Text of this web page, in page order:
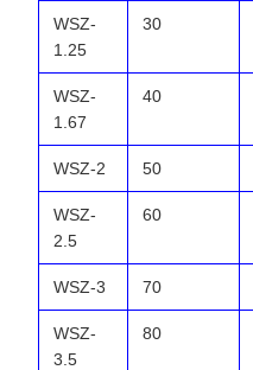
WSZ-
1.25
30
WSZ-
1.67
40
WSZ-2 50
WSZ-
2.5
60
WSZ-3 70
WSZ-
3.5
80